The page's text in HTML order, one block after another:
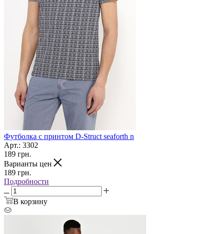
Футболка с принтом D-Struct seaforth n
Арт.: 3302
189 грн.
Варианты цен
189 грн.
Подробности
В корзину